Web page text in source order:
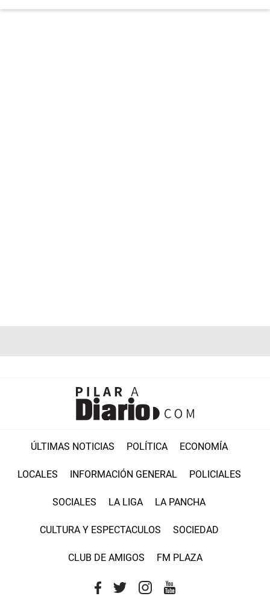
ÚLTIMAS NOTICIAS POLÍTICA ECONOMÍA
LOCALES INFORMACIÓN GENERAL POLICIALES
SOCIALES LA LIGA LA PANCHA
CULTURA Y ESPECTACULOS SOCIEDAD
CLUB DE AMIGOS FM PLAZA